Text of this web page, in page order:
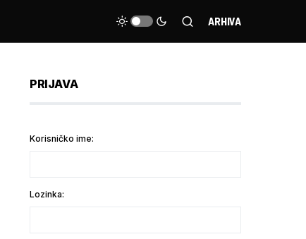
ARHIVA
PRIJAVA
Korisničko ime:
Lozinka: